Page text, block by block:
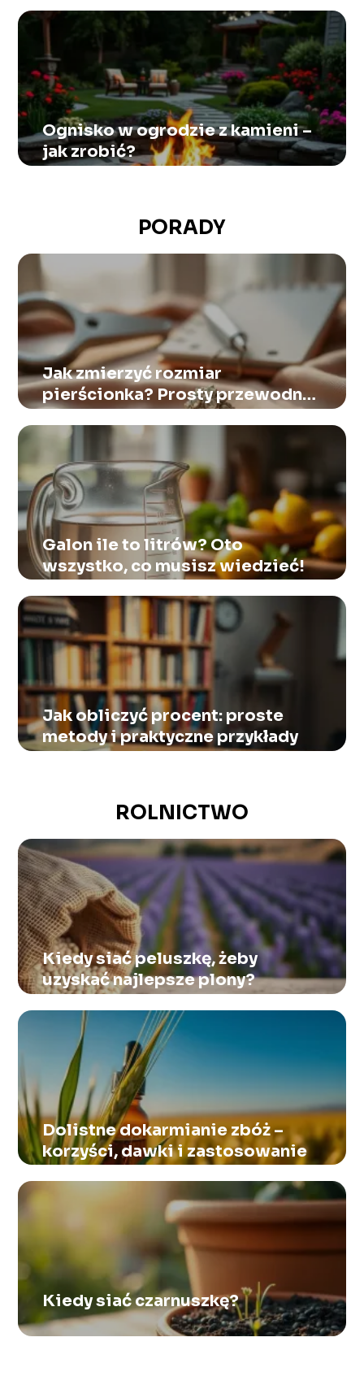
Ognisko w ogrodzie z kamieni –
jak zrobić?
PORADY
Jak zmierzyć rozmiar
pierścionka? Prosty przewodnik
krok po kroku
Galon ile to litrów? Oto
wszystko, co musisz wiedzieć!
Jak obliczyć procent: proste
metody i praktyczne przykłady
ROLNICTWO
Kiedy siać peluszkę, żeby
uzyskać najlepsze plony?
Dolistne dokarmianie zbóż –
korzyści, dawki i zastosowanie
Kiedy siać czarnuszkę?